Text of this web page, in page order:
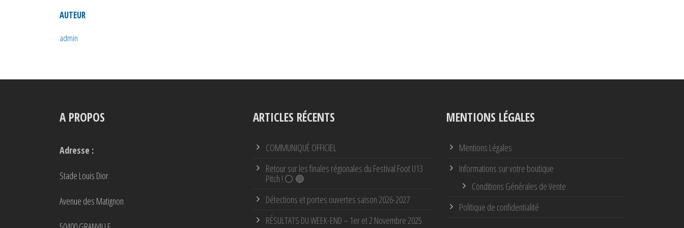
AUTEUR
admin
A PROPOS
Adresse :
Stade Louis Dior
Avenue des Matignon
ARTICLES RÉCENTS
COMMUNIQUÉ OFFICIEL
Retour sur les finales régionales du Festival Foot U13
Pitch ! ⚪ 🔵
Détections et portes ouvertes saison 2026-2027
RÉSULTATS DU WEEK-END – 1er et 2 Novembre 2025
MENTIONS LÉGALES
Mentions Légales
Informations sur votre boutique
Conditions Générales de Vente
Politique de confidentialité